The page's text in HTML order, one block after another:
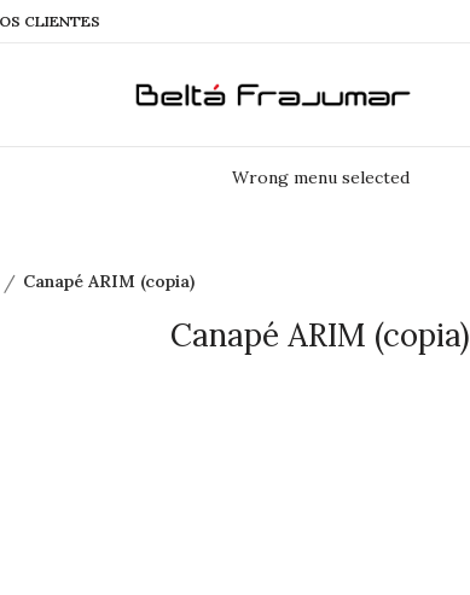
CLIENTES
Wrong menu selected
Canapé ARIM (copia)
Canapé ARIM (copia)